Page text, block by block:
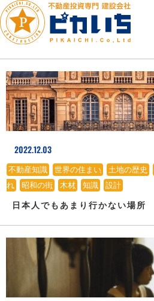
2022.12.03
不動産知識、 世界の住まい、 土地の歴史、
れ、 昭和の街、 木材、 知識、 設計
日本人でもあまり行かない場所